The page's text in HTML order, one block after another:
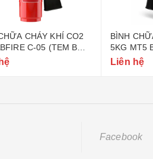
CHÁY KHÍ CO2
C-05 (TEM BỘ
BÌNH
5KG MT5
QUỐC
Liên hệ
Facebook